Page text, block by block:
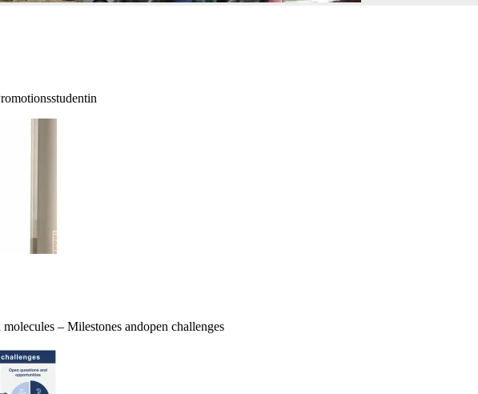
– Milestones andopen challenges